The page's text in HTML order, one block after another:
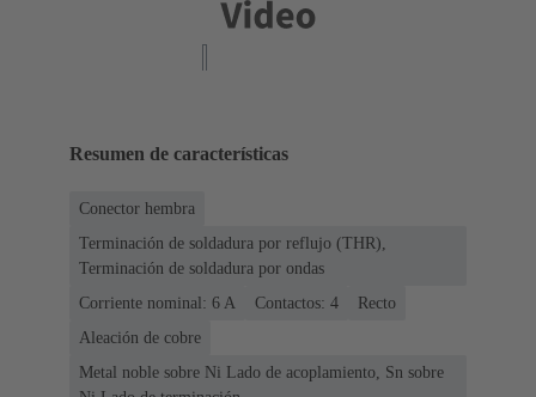
Resumen de características
Conector hembra
Terminación de soldadura por reflujo (THR),
Terminación de soldadura por ondas
Corriente nominal: ‌6 A
Contactos: 4
Recto
Aleación de cobre
Metal noble sobre Ni Lado de acoplamiento, Sn sobre